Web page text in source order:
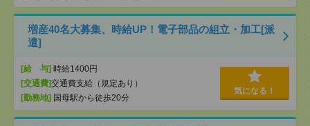
増産40名大募集、時給UP！電子部品の組立・加工[派
遣]
[給 与] 時給1400円
[交通費]交通費支給（規定あり）
[勤務地] 国母駅から徒歩20分
気になる！